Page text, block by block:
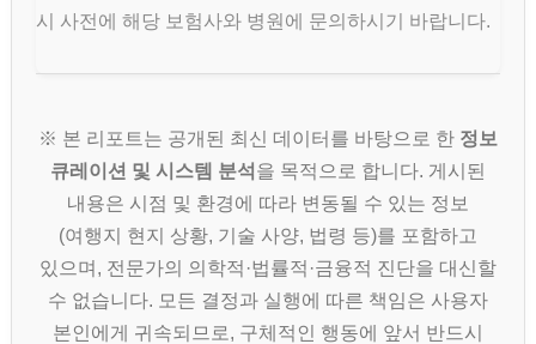
시 사전에 해당 보험사와 병원에 문의하시기 바랍니다.
※ 본 리포트는 공개된 최신 데이터를 바탕으로 한 정보
큐레이션 및 시스템 분석 을 목적으로 합니다. 게시된
내용은 시점 및 환경에 따라 변동될 수 있는 정보
(여행지 현지 상황, 기술 사양, 법령 등)를 포함하고
있으며, 전문가의 의학적·법률적·금융적 진단을 대신할
수 없습니다. 모든 결정과 실행에 따른 책임은 사용자
본인에게 귀속되므로, 구체적인 행동에 앞서 반드시